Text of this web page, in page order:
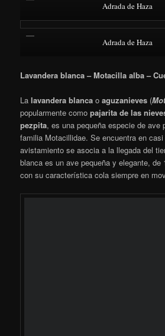
Adrada de Haza
Adrada de Haza
Lavandera blanca – Motacilla alba –
La lavandera blanca oaguzanieves (
popularmente comopajarita de las
pezpita​, es una pequeña especie de ave
familia Motacillidae. Se encuentra en
avistamiento se asocia a la llegada del
blanca es un ave pequeña y elegante, de
con su característica cola siempre en